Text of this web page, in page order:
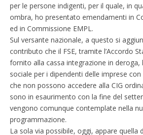
per le persone indigenti, per il quale, in
ombra, ho presentato emendamenti in
ed in Commissione EMPL.
Sul versante nazionale, a questo si
contributo che il FSE, tramite l’Accordo
fornito alla cassa integrazione in deroga,
sociale per i dipendenti delle imprese
che non possono accedere alla CIG
sono in esaurimento con la fine del
vengono comunque contemplate nella
programmazione.
La sola via possibile, oggi, appare quella